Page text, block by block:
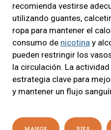
recomienda vestirse
utilizando guantes,
ropa para mantener el
consumo de nicotina y
pueden restringir los
la circulación. La
estrategia clave para
y mantener un flujo